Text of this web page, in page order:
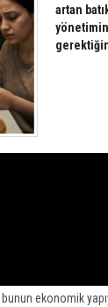
artan
bunun ekonomik
başarılarını
taçlandırdı